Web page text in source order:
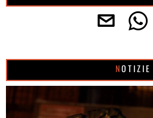
NOTIZIE